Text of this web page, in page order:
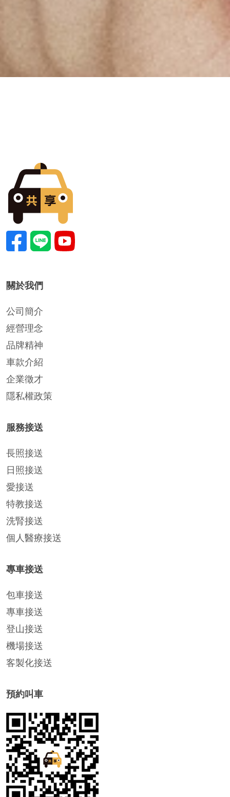
關於我們
公司簡介
經營理念
品牌精神
車款介紹
企業徵才
隱私權政策
服務接送
長照接送
日照接送
愛接送
特教接送
洗腎接送
個人醫療接送
專車接送
包車接送
專車接送
登山接送
機場接送
客製化接送
預約叫車